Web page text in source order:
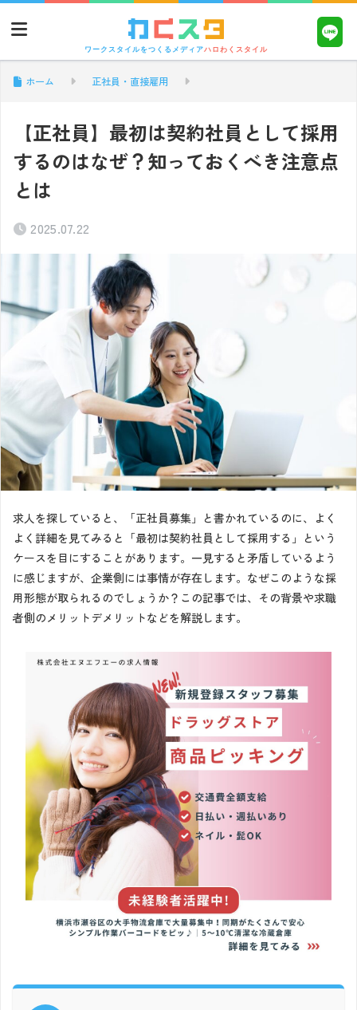
ワークスタイルをつくるメディアハロわくスタイル
ホーム 正社員・直接雇用
【正社員】最初は契約社員として採用
するのはなぜ？知っておくべき注意点
とは
2025.07.22
求人を探していると、「正社員募集」と書かれているのに、よく
よく詳細を見てみると「最初は契約社員として採用する」という
ケースを目にすることがあります。一見すると矛盾しているよう
に感じますが、企業側には事情が存在します。なぜこのような採
用形態が取られるのでしょうか？この記事では、その背景や求職
者側のメリットデメリットなどを解説します。